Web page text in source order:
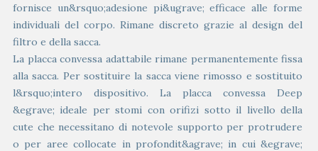
fornisce un&rsquo;adesione pi&ugrave; efficace alle forme
individuali del corpo. Rimane discreto grazie al design del
filtro e della sacca.
La placca convessa adattabile rimane permanentemente fissa
alla sacca. Per sostituire la sacca viene rimosso e sostituito
l&rsquo;intero dispositivo. La placca convessa Deep
&egrave; ideale per stomi con orifizi sotto il livello della
cute che necessitano di notevole supporto per protrudere
o per aree collocate in profondit&agrave; in cui &egrave;